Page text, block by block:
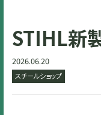
STIHL新
2026.06.20
スチールショップ